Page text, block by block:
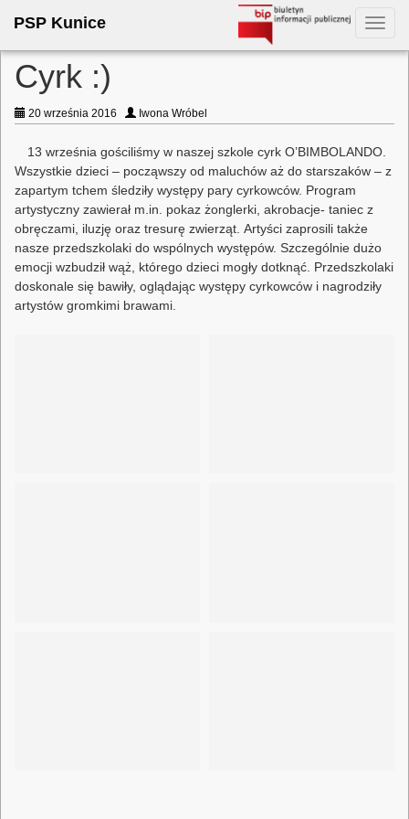
PSP Kunice
Cyrk :)
20 września 2016 Iwona Wróbel
13 września gościliśmy w naszej szkole cyrk O’BIMBOLANDO.
Wszystkie dzieci – począwszy od maluchów aż do starszaków – z
zapartym tchem śledziły występy pary cyrkowców. Program
artystyczny zawierał m.in. pokaz żonglerki, akrobacje- taniec z
obręczami, iluzję oraz tresurę zwierząt. Artyści zaprosili także
nasze przedszkolaki do wspólnych występów. Szczególnie dużo
emocji wzbudził wąż, którego dzieci mogły dotknąć. Przedszkolaki
doskonale się bawiły, oglądając występy cyrkowców i nagrodziły
artystów gromkimi brawami.